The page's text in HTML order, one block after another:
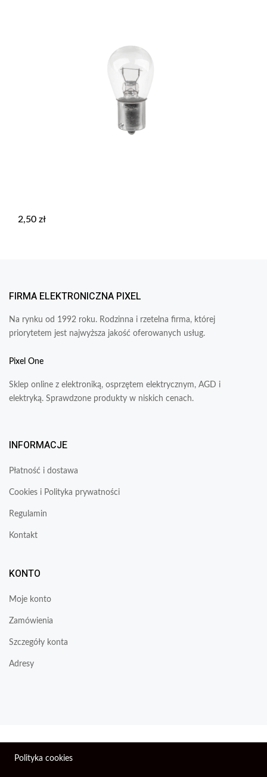
2,50 zł
FIRMA ELEKTRONICZNA PIXEL
Na rynku od 1992 roku. Rodzinna i rzetelna firma, której
priorytetem jest najwyższa jakość oferowanych usług.
Pixel One
Sklep online z elektroniką, osprzętem elektrycznym, AGD i
elektryką. Sprawdzone produkty w niskich cenach.
INFORMACJE
Płatność i dostawa
Cookies i Polityka prywatności
Regulamin
Kontakt
KONTO
Moje konto
Zamówienia
Szczegóły konta
Adresy
Wszelkie prawa zastrzeżone © 2026 | Firma Elektroniczna
Polityka cookies